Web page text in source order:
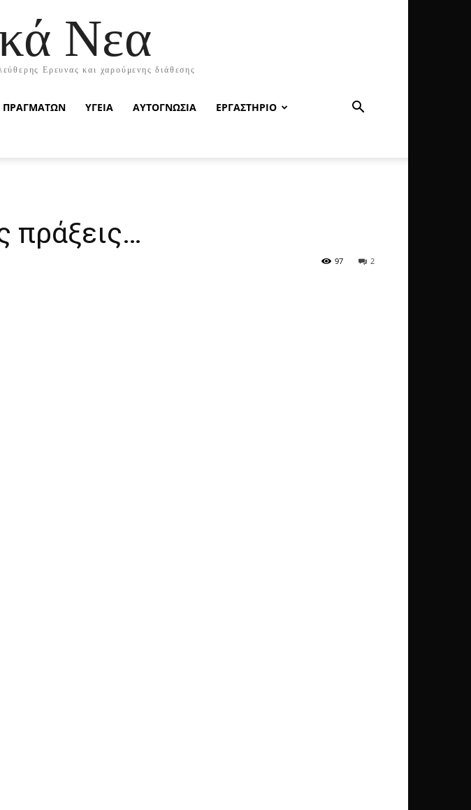
Νεα
Ερευνας και χαρούμενης διάθεσης
ΠΡΑΓΜΑΤΩΝ ΥΓΕΙΑ ΑΥΤΟΓΝΩΣΙΑ ΕΡΓΑΣΤΗΡΙΟ
πράξεις…
2
97